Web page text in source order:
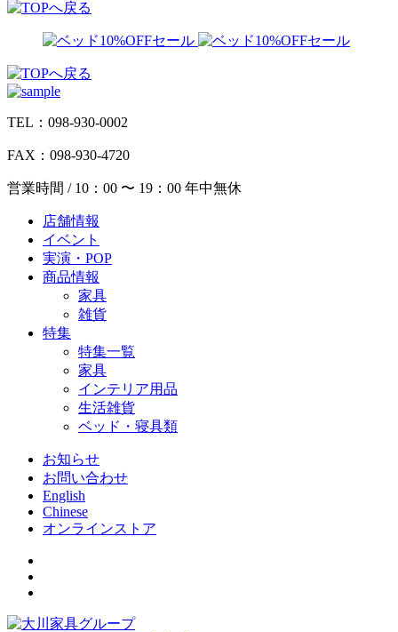
TEL：098-930-0002
FAX：098-930-4720
営業時間 / 10：00 〜 19：00 年中無休
店舗情報
イベント
実演・POP
商品情報
家具
雑貨
特集
特集一覧
家具
インテリア用品
生活雑貨
ベッド・寝具類
お知らせ
お問い合わせ
English
Chinese
オンラインストア